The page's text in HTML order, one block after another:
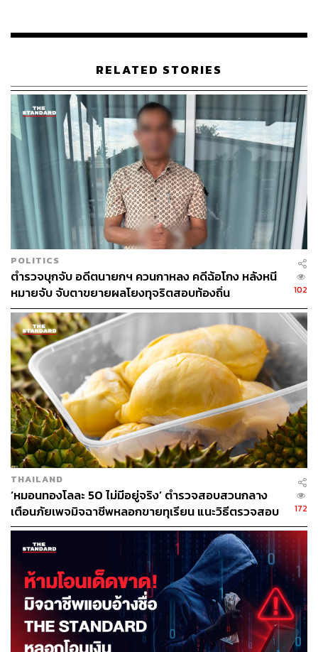
ให้คุมความประพฤติและรายงานตัวต่อพนักงานคุม
ให้ทำงานบริการสังคมหรือสาธารณประโยชน์คนละ
30 ชั่วโมง
ห้ามจำเลยที่ 2-3 กระทำการใดที่เป็นการฝ่าฝืนต่อ
กฎหมายลักษณะเดียวกับคดีนี้อีก
TAGS:
กรกนก สุวรรณบุตร (แม่ตั๊ก)
กานต์พล เรืองอร่าม (ป๋าเบียร์)
โฆษณาเกินจริง
ฉ้อโกง
การฉ้อโกง
396
ABOUT THE AUTHOR
THE STANDARD TEAM
กองบรรณาธิการ THE STANDARD
RELATED STORIES
POLITICS
ตำรวจบุกจับ อดีตนายกฯ ควนกาหลง คดีฉ้อโกง หลังหนี
หมายจับ จับตาขยายผลโยงทุจริตสอบท้องถิ่น
102
THAILAND
‘หมอนทองโลละ 50 ไม่มีอยู่จริง’ ตำรวจสอบสวนกลาง
เตือนภัยเพจมิจฉาชีพหลอกขายทุเรียน แนะวิธีตรวจสอบ
ก่อนโอน
172